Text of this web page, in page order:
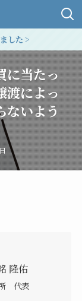
した >
に当たっ
渡によっ
ないよう
隆佑
代表